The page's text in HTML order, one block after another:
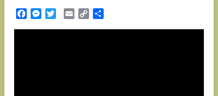
FacebookMessenger
TwitterEmail Copy